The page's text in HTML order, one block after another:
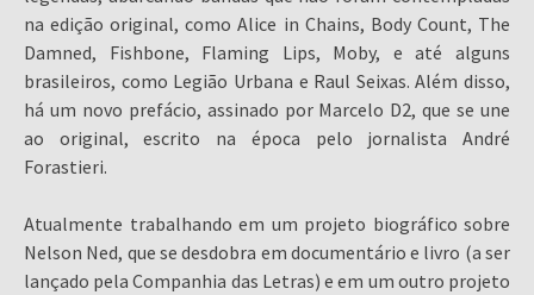
na edição original, como Alice in Chains, Body Count, The
Damned, Fishbone, Flaming Lips, Moby, e até alguns
brasileiros, como Legião Urbana e Raul Seixas. Além disso,
há um novo prefácio, assinado por Marcelo D2, que se une
ao original, escrito na época pelo jornalista André
Forastieri.
Atualmente trabalhando em um projeto biográfico sobre
Nelson Ned, que se desdobra em documentário e livro (a ser
lançado pela Companhia das Letras) e em um outro projeto